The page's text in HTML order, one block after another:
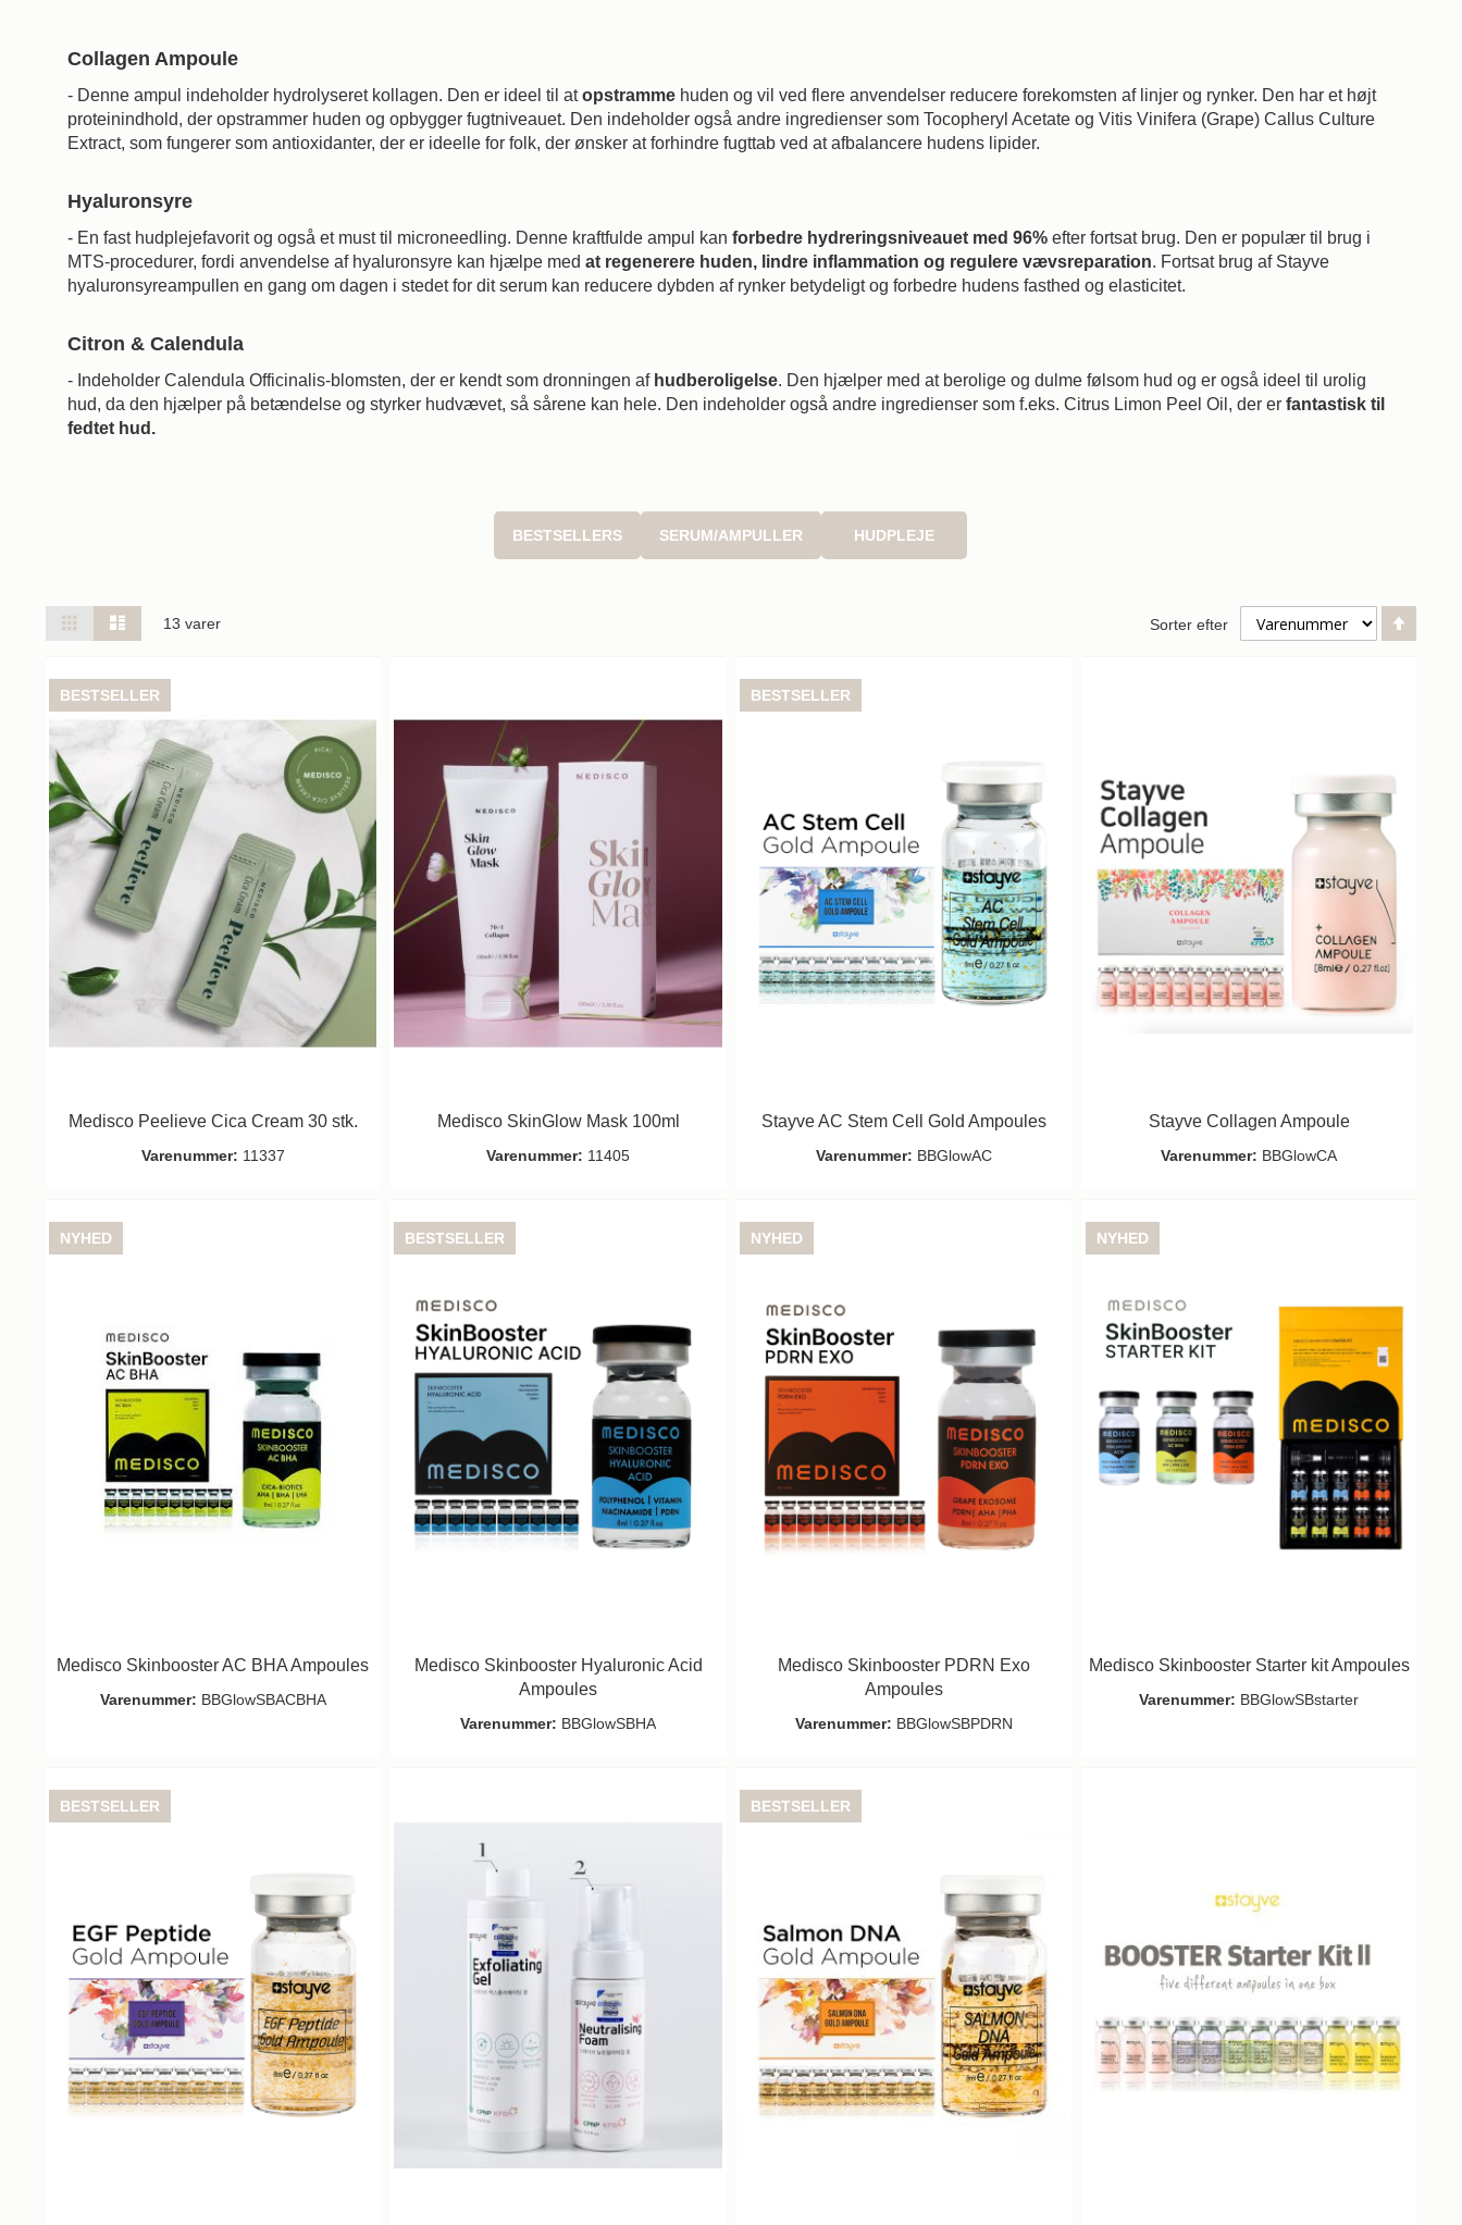
Collagen Ampoule
- Denne ampul indeholder hydrolyseret kollagen. Den er ideel til atopstramme huden og vil ved flere anvendelser reducere forekomsten af linjer og rynker. Den har et højt
proteinindhold, der opstrammer huden og opbygger fugtniveauet. Den indeholder også andre ingredienser som Tocopheryl Acetate og Vitis Vinifera (Grape) Callus Culture
Extract, som fungerer som antioxidanter, der er ideelle for folk, der ønsker at forhindre fugttab ved at afbalancere hudens lipider.
Hyaluronsyre
- En fast hudplejefavorit og også et must til microneedling. Denne kraftfulde ampul kan forbedre hydreringsniveauet med 96%efter fortsat brug. Den er populær til brug i
MTS-procedurer, fordi anvendelse af hyaluronsyre kan hjælpe med at regenerere huden, lindre inflammation og regulere vævsreparation. Fortsat brug af Stayve
hyaluronsyreampullen en gang om dagen i stedet for dit serum kan reducere dybden af rynker betydeligt og forbedre hudens fasthed og elasticitet.
Citron & Calendula
- Indeholder Calendula Officinalis-blomsten, der er kendt som dronningen af hudberoligelse. Den hjælper med at berolige og dulme følsom hud og er også ideel til urolig
hud, da den hjælper på betændelse og styrker hudvævet, så sårene kan hele. Den indeholder også andre ingredienser som f.eks. Citrus Limon Peel Oil, der er fantastisk til
fedtet hud.
BESTSELLERS SERUM/AMPULLER HUDPLEJE
Vis
som
Gitter 13 varer Sorter efter
orden
BESTSELLER
Medisco Peelieve Cica Cream 30 stk.
Varenummer: 11337
Medisco SkinGlow Mask 100ml
Varenummer: 11405
BESTSELLER
Stayve AC Stem Cell Gold Ampoules
Varenummer: BBGlowAC
Stayve Collagen Ampoule
Varenummer: BBGlowCA
NYHED
Medisco Skinbooster AC BHA Ampoules
Varenummer: BBGlowSBACBHA
BESTSELLER
Medisco Skinbooster Hyaluronic Acid
Ampoules
Varenummer: BBGlowSBHA
NYHED
Medisco Skinbooster PDRN Exo
Ampoules
Varenummer: BBGlowSBPDRN
NYHED
Medisco Skinbooster Starter kit Ampoules
Varenummer: BBGlowSBstarter
BESTSELLER BESTSELLER